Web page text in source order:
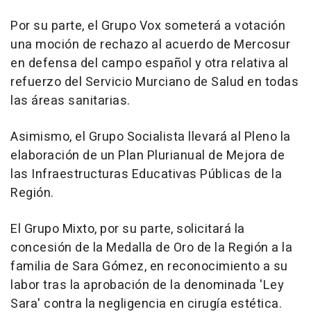
Por su parte, el Grupo Vox someterá a votación
una moción de rechazo al acuerdo de Mercosur
en defensa del campo español y otra relativa al
refuerzo del Servicio Murciano de Salud en todas
las áreas sanitarias.
Asimismo, el Grupo Socialista llevará al Pleno la
elaboración de un Plan Plurianual de Mejora de
las Infraestructuras Educativas Públicas de la
Región.
El Grupo Mixto, por su parte, solicitará la
concesión de la Medalla de Oro de la Región a la
familia de Sara Gómez, en reconocimiento a su
labor tras la aprobación de la denominada 'Ley
Sara' contra la negligencia en cirugía estética.